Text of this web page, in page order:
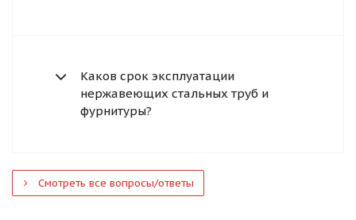
Каков срок эксплуатации
нержавеющих стальных труб и
фурнитуры?
Смотреть все вопросы/ответы